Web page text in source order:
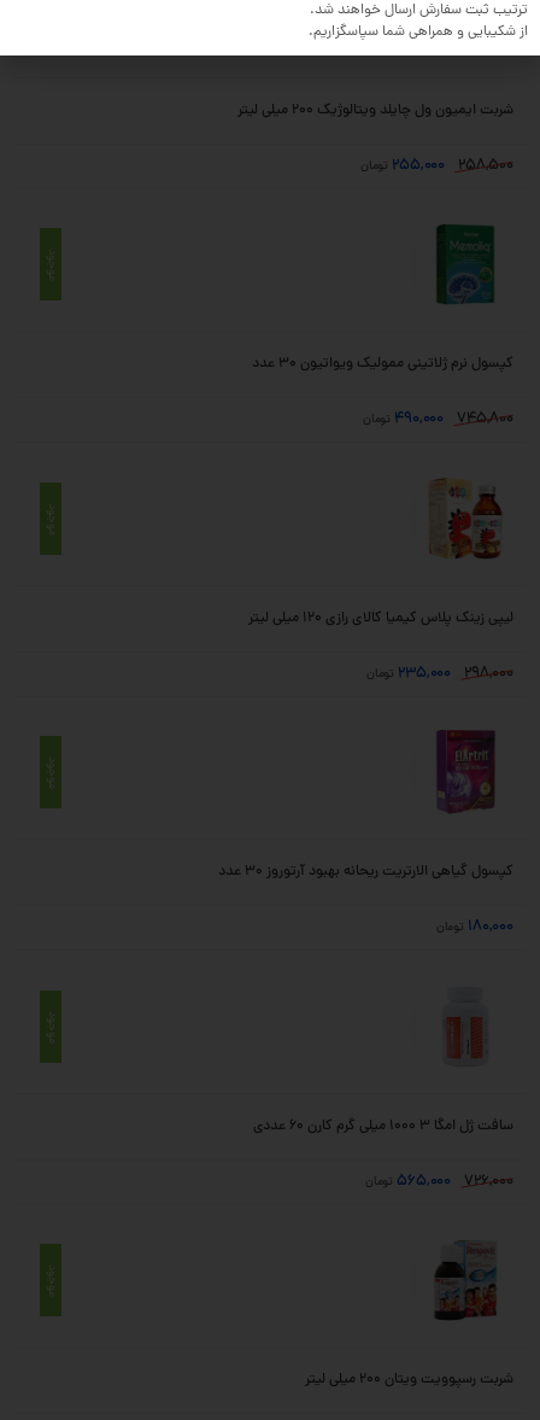
شربت ایمیون ول چایلد ویتالوژیک 200 میلی لیتر
258,500
255,000 تومان
موجود
کپسول نرم ژلاتینی ممولیک ویواتیون 30 عدد
745,800
490,000 تومان
موجود
لیپی زینک پلاس کیمیا کالای رازی 120 میلی لیتر
298,000
235,000 تومان
موجود
کپسول گیاهی الارتریت ریحانه بهبود آرتوروز 30 عدد
180,000 تومان
موجود
سافت ژل امگا 3 1000 میلی گرم کارن 60 عددی
726,000
565,000 تومان
موجود
شربت رسپوویت ویتان 200 میلی لیتر
ترتیب ثبت سفارش ارسال خواهند شد.
از شکیبایی و همراهی شما سپاسگزاریم.